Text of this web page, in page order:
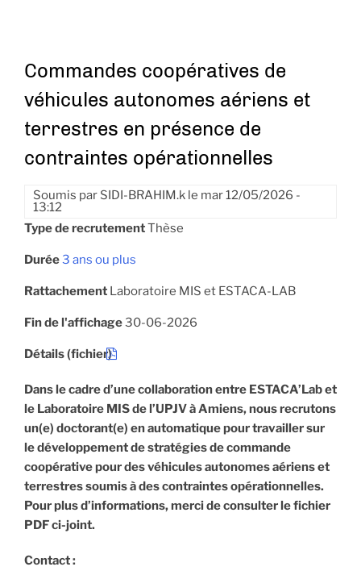
Commandes coopératives de
véhicules autonomes aériens et
terrestres en présence de
contraintes opérationnelles
Soumis par SIDI-BRAHIM.k le mar 12/05/2026 -
13:12
Type de recrutementThèse
Durée3 ans ou plus
Rattachement Laboratoire MIS et ESTACA-LAB
Fin de l'affichage30-06-2026
Détails (fichier)
Dans le cadre d’une collaboration entre ESTACA’Lab et
le Laboratoire MIS de l’UPJV à Amiens, nous recrutons
un(e) doctorant(e) en automatique pour travailler sur
le développement de stratégies de commande
coopérative pour des véhicules autonomes aériens et
terrestres soumis à des contraintes opérationnelles.
Pour plus d’informations, merci de consulter le fichier
PDF ci-joint.
Contact :